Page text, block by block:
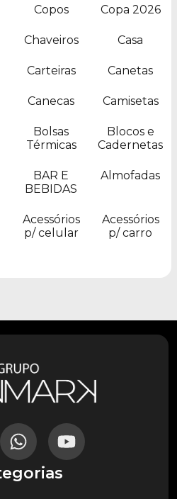
Copos Copa 2026
Chaveiros Casa
Carteiras Canetas
Canecas Camisetas
Bolsas
Térmicas
Blocos e
Cadernetas
BAR E
BEBIDAS
Almofadas
Acessórios
p/ celular
Acessórios
p/ carro